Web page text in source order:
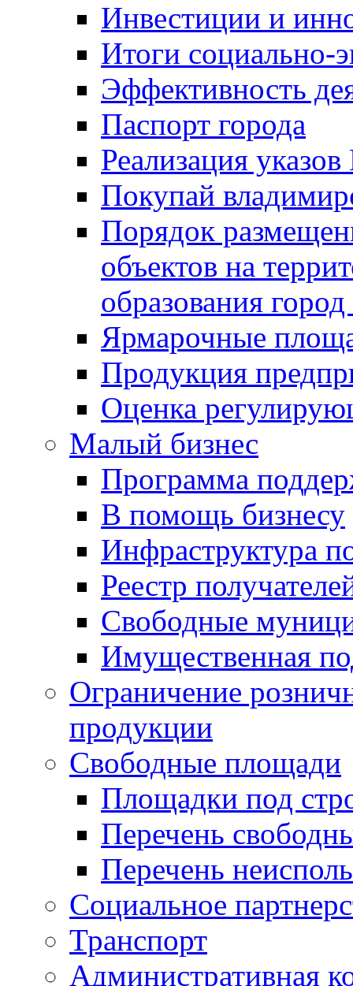
Инвестиции и
Итоги социально-
Эффективность
Паспорт города
Реализация
Покупай
Порядок
объектов на
образования
Ярмарочные
Продукция
Оценка
Малый бизнес
Программа
В помощь бизнесу
Инфраструктура
Реестр
Свободные
Имущественная
Ограничение
продукции
Свободные площади
Площадки под
Перечень
Перечень
Социальное
Транспорт
Административная